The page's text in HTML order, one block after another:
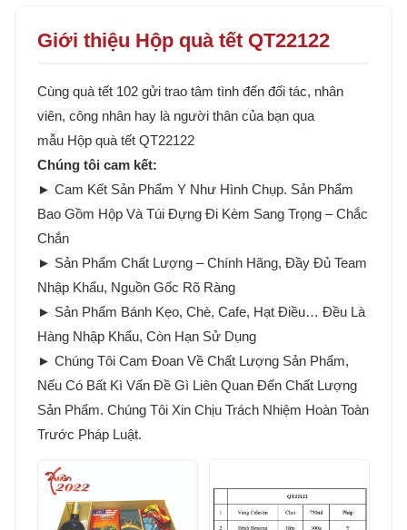
Giới thiệu Hộp quà tết QT22122
Cùng quà tết 102 gửi trao tâm tình đến đối tác, nhân
viên, công nhân hay là người thân của bạn qua
mẫu Hộp quà tết QT22122
Chúng tôi cam kết:
► Cam Kết Sản Phẩm Y Như Hình Chụp. Sản Phẩm
Bao Gồm Hộp Và Túi Đựng Đi Kèm Sang Trọng – Chắc
Chắn
► Sản Phẩm Chất Lượng – Chính Hãng, Đầy Đủ Team
Nhập Khẩu, Nguồn Gốc Rõ Ràng
► Sản Phẩm Bánh Kẹo, Chè, Cafe, Hạt Điều… Đều Là
Hàng Nhập Khẩu, Còn Hạn Sử Dụng
► Chúng Tôi Cam Đoan Về Chất Lượng Sản Phẩm,
Nếu Có Bất Kì Vấn Đề Gì Liên Quan Đến Chất Lượng
Sản Phẩm. Chúng Tôi Xin Chịu Trách Nhiệm Hoàn Toàn
Trước Pháp Luật.